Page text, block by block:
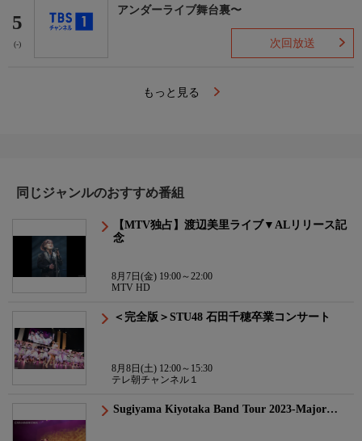
5
(-)
アンダーライブ舞台裏〜
次回放送
もっと見る
同じジャンルのおすすめ番組
【MTV独占】渡辺美里ライブ▼ALリリース記
念
8月7日(金) 19:00～22:00
MTV HD
＜完全版＞STU48 石田千穂卒業コンサート
8月8日(土) 12:00～15:30
テレ朝チャンネル１
Sugiyama Kiyotaka Band Tour 2023-Major…